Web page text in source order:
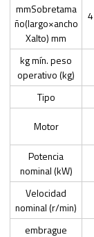
mmSobretama
ño(largo×ancho
Xalto) mm
kg mín. peso
operativo (kg)
Tipo
Motor
Potencia
nominal (kW)
Velocidad
nominal (r/min)
embrague